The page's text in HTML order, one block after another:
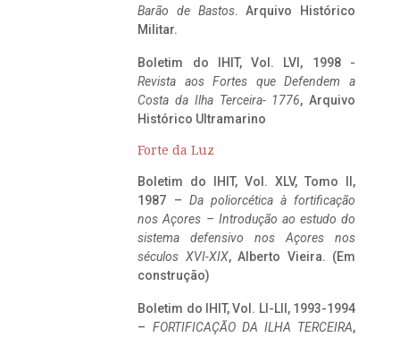
Barão de Bastos. Arquivo Histórico
Militar.
Boletim do IHIT, Vol. LVI, 1998 -
Revista aos Fortes que Defendem a
Costa da Ilha Terceira- 1776, Arquivo
Histórico Ultramarino
Forte da Luz
Boletim do IHIT, Vol. XLV, Tomo II,
1987 – Da poliorcética à fortificação
nos Açores – Introdução ao estudo do
sistema defensivo nos Açores nos
séculos XVI-XIX, Alberto Vieira. (Em
construção)
Boletim do IHIT, Vol. LI-LII, 1993-1994
– FORTIFICAÇÃO DA ILHA TERCEIRA,